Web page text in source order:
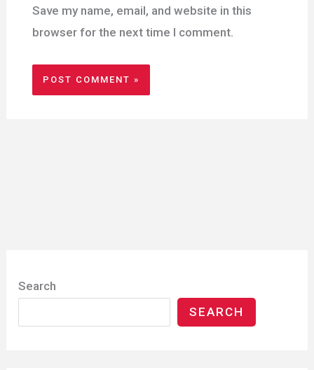
Save my name, email, and website in this
browser for the next time I comment.
Search
SEARCH